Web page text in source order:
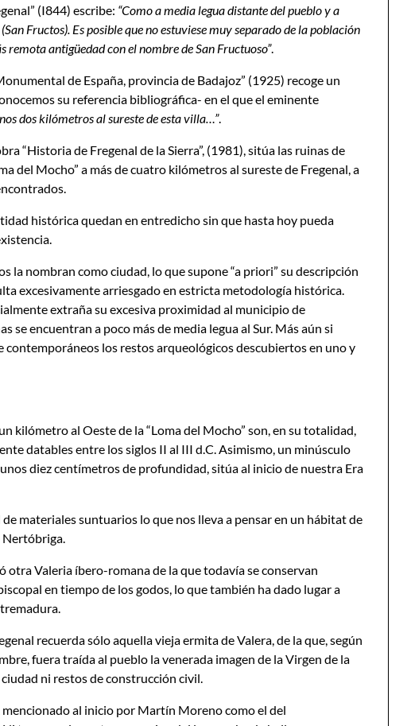
(I844) escribe: “Como a media legua distante del pueblo y a
Fructos). Es posible que no estuviese muy separado de la población
remota antigüedad con el nombre de San Fructuoso”.
de España, provincia de Badajoz” (1925) recoge un
su referencia bibliográfica- en el que el eminente
dos kilómetros al sureste de esta villa…”.
“Historia de Fregenal de la Sierra”, (1981), sitúa las ruinas de
del Mocho” a más de cuatro kilómetros al sureste de Fregenal, a
histórica quedan en entredicho sin que hasta hoy pueda
la nombran como ciudad, lo que supone “a priori” su descripción
excesivamente arriesgado en estricta metodología histórica.
extraña su excesiva proximidad al municipio de
se encuentran a poco más de media legua al Sur. Más aún si
los restos arqueológicos descubiertos en uno y
kilómetro al Oeste de la “Loma del Mocho” son, en su totalidad,
datables entre los siglos II al III d.C. Asimismo, un minúsculo
diez centímetros de profundidad, sitúa al inicio de nuestra Era
materiales suntuarios lo que nos lleva a pensar en un hábitat de
Nertóbriga.
otra Valeria íbero-romana de la que todavía se conservan
en tiempo de los godos, lo que también ha dado lugar a
recuerda sólo aquella vieja ermita de Valera, de la que, según
fuera traída al pueblo la venerada imagen de la Virgen de la
ni restos de construcción civil.
mencionado al inicio por Martín Moreno como el del